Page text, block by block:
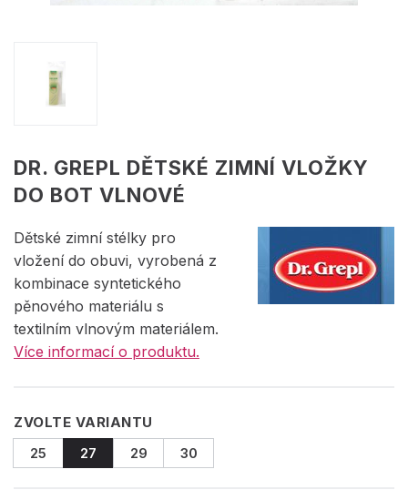
DR. GREPL DĚTSKÉ ZIMNÍ VLOŽKY
DO BOT VLNOVÉ
Dětské zimní stélky pro
vložení do obuvi, vyrobená z
kombinace syntetického
pěnového materiálu s
textilním vlnovým materiálem.
Více informací o produktu.
ZVOLTE VARIANTU
25
27 29 30